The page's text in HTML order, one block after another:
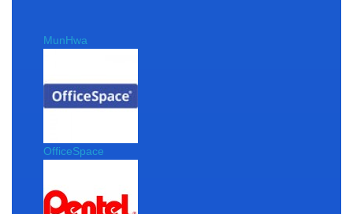
MunHwa
OfficeSpace